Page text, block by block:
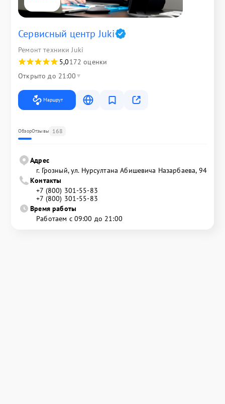
Сервисный центр Juki
Ремонт техники Juki
5,0172 оценки
Открыто до 21:00
Маршрут
ОбзорОтзывы 168
Адрес
г. Грозный, ул. Нурсултана Абишевича Назарбаева, 94
Контакты
+7 (800) 301-55-83
+7 (800) 301-55-83
Время работы
Работаем с 09:00 до 21:00